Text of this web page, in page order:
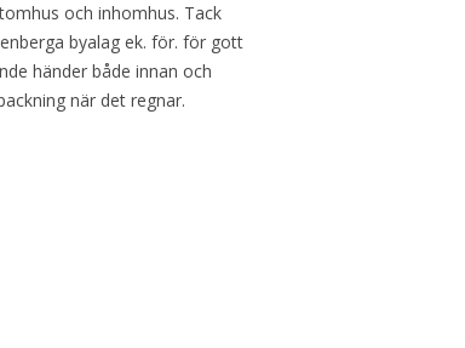
och inhomhus. Tack
byalag ek. för. för gott
händer både innan och
när det regnar.